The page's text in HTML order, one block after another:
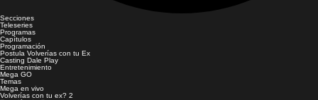
Secciones
Teleseries
Programas
Capítulos
Programación
Postula Volverías con tu Ex
Casting Dale Play
Entretenimiento
Mega GO
Temas
Mega en vivo
Volverías con tu ex? 2